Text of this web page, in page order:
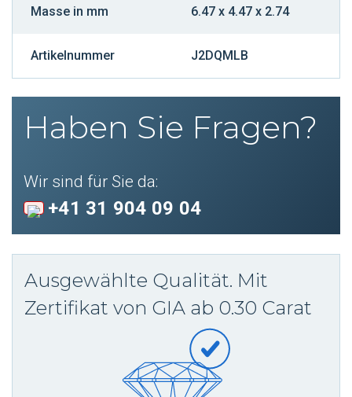
Masse in mm 6.47 x 4.47 x 2.74
Artikelnummer J2DQMLB
Haben Sie Fragen?
Wir sind für Sie da:
+41 31 904 09 04
Ausgewählte Qualität. Mit
Zertifikat von GIA ab 0.30 Carat